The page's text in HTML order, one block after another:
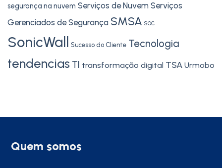
segurança na nuvem Serviços de Nuvem Serviços
Gerenciados de Segurança SMSA SOC
SonicWall Sucesso do Cliente Tecnologia
tendencias TI transformação digital TSA Urmobo
Quem somos